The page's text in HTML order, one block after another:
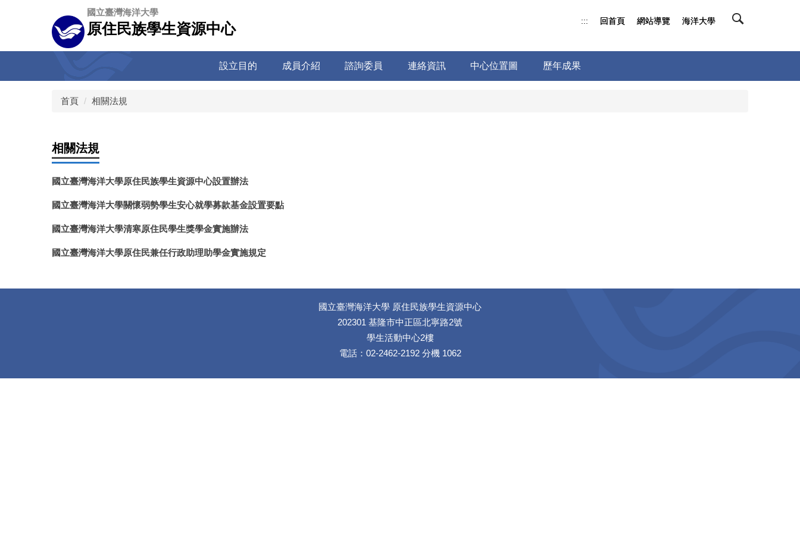
國立臺灣海洋大學
原住民族學生資源中心 ::: 回首頁 網站導覽 海洋大學
設立目的 成員介紹 諮詢委員 連絡資訊 中心位置圖 歷年成果
回首頁 網站導覽 海洋大學
首頁 相關法規
相關法規
國立臺灣海洋大學原住民族學生資源中心設置辦法
國立臺灣海洋大學關懷弱勢學生安心就學募款基金設置要點
國立臺灣海洋大學清寒原住民學生獎學金實施辦法
國立臺灣海洋大學原住民兼任行政助理助學金實施規定
國立臺灣海洋大學 原住民族學生資源中心
202301 基隆市中正區北寧路2號
學生活動中心2樓
電話：02-2462-2192 分機 1062